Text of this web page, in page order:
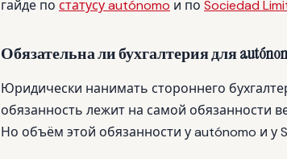
гайде по статусу autónomo и по Sociedad
Обязательна ли бухгалтерия для
Юридически нанимать стороннего
обязанность лежит на самой обязанности
Но объём этой обязанности у autónomo и у